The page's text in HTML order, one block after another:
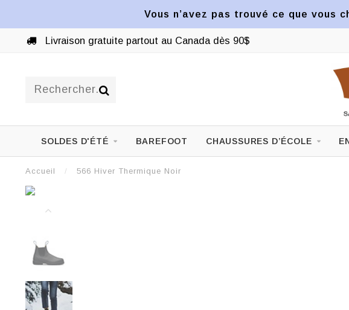
Vous n’avez pas trouvé ce que vous
Unis disponible* Livraison gratuite partout au Canada dès
SOLDES D'ÉTÉ BAREFOOT CHAUSSURES D’ÉCOLE
Accueil / 566 Hiver Thermique Noir